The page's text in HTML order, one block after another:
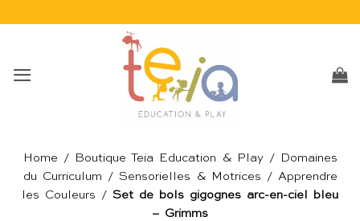
Home / Boutique Teia Education & Play/
Domaines
du Curriculum / Sensorielles & Motrices / Apprendre
les Couleurs / Set de bols gigognes arc-en-ciel bleu
– Grimms